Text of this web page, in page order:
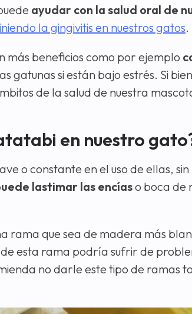
ayudar con la salud oral de
la gingivitis en nuestros gatos.
más beneficios como por ejemplo
gatunas si están bajo estrés. Si
de la salud de nuestra
en nuestro
o constante en el uso de ellas, sin
lastimar las encíaso boca de
rama que sea de madera más
esta rama podría sufrir de
no darle este tipo de ramas